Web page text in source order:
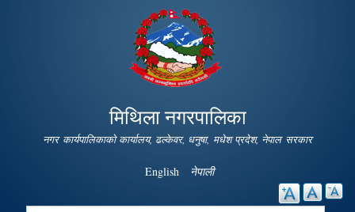
Skip to
main
content
मिथिला नगरपालिका
नगर कार्यपालिकाको कार्यालय, ढल्केवर, धनुषा, मधेश प्रदेश, नेपाल सरकार
English नेपाली